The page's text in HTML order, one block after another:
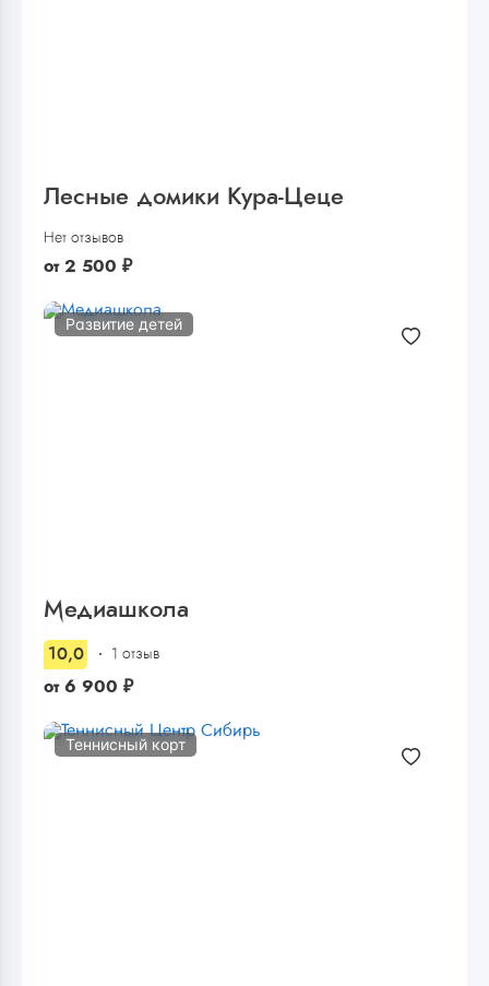
Лесные домики Кура-Цеце
Нет отзывов
от 2 500 ₽
Развитие детей
Медиашкола
10,0 1 отзыв
от 6 900 ₽
Теннисный корт